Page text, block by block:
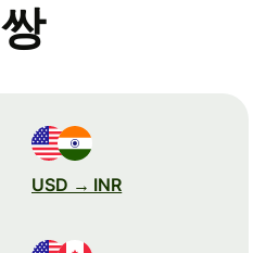
쌍
USD → INR